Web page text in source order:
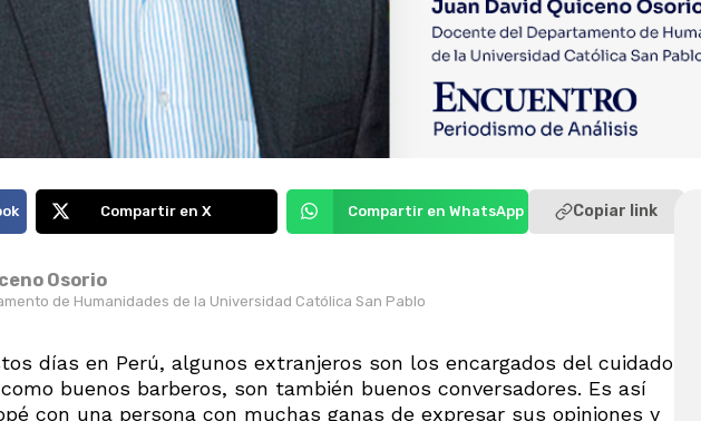
Compartir en X Compartir en WhatsApp Copiar link
Osorio
de Humanidades de la Universidad Católica San Pablo
días en Perú, algunos extranjeros son los encargados del cuidado
buenos barberos, son también buenos conversadores. Es así
con una persona con muchas ganas de expresar sus opiniones y